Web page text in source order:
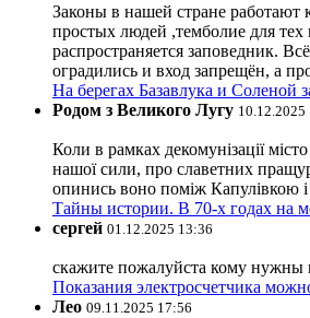
Законы в нашей стране работают
простых людей ,темболие для
распространяется заповедник.
оградились и вход запрещён, а
На берегах Базавлука и Соленой
Родом з Великого Лугу 10.12.2025
Коли в рамках декомунізації
нашої сили, про славетних
опинись воно поміж Капулівкою
Тайны истории. В 70-х годах на
сергей 01.12.2025 13:36
скажите пожалуйста кому нужны
Показания электросчетчика
Лео 09.11.2025 17:56